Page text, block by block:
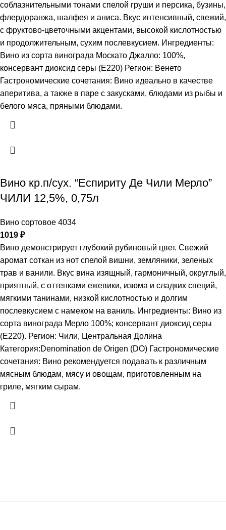
соблазнительными тонами спелой груши и персика, бузины,
флердоранжа, шалфея и аниса. Вкус интенсивный, свежий,
с фруктово-цветочными акцентами, высокой кислотностью
и продолжительным, сухим послевкусием. Ингредиенты:
Вино из сорта винограда Москато Джалло: 100%,
консервант диоксид серы (Е220) Регион: Венето
Гастрономические сочетания: Вино идеально в качестве
аперитива, а также в паре с закусками, блюдами из рыбы и
белого мяса, пряными блюдами.
Вино кр.п/сух. “Еспириту Де Чили Мерло”
ЧИЛИ 12,5%, 0,75л
Вино сортовое 4034
1019 ₽
Вино демонстрирует глубокий рубиновый цвет. Свежий
аромат соткан из нот спелой вишни, земляники, зеленых
трав и ванили. Вкус вина изящный, гармоничный, округлый,
приятный, с оттенками ежевики, изюма и сладких специй,
мягкими танинами, низкой кислотностью и долгим
послевкусием с намеком на ваниль. Ингредиенты: Вино из
сорта винограда Мерло 100%; консервант диоксид серы
(Е220). Регион: Чили, Центральная Долина
Категория:Denomination de Origen (DO) Гастрономические
сочетания: Вино рекомендуется подавать к различным
мясным блюдам, мясу и овощам, приготовленным на
гриле, мягким сырам.